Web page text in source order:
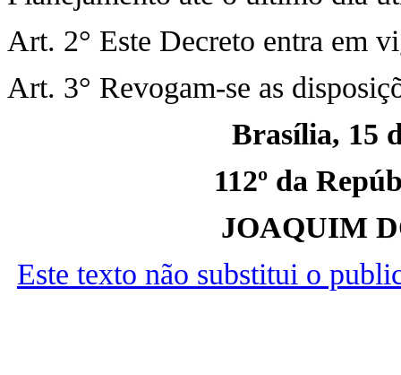
Art. 2° Este Decreto entra em
Art. 3° Revogam-se as
Brasília, 15
112º da
JOAQUIM
Este texto não substitui o